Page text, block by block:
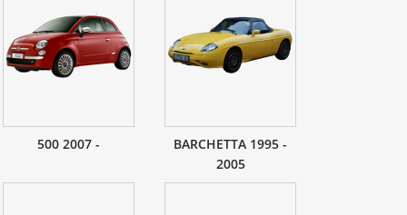
500 2007 -
BARCHETTA 1995 -
2005